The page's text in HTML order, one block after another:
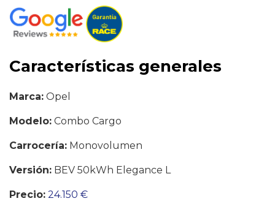
Características generales
Marca: Opel
Modelo: Combo Cargo
Carrocería: Monovolumen
Versión: BEV 50kWh Elegance L
Precio: 24.150 €